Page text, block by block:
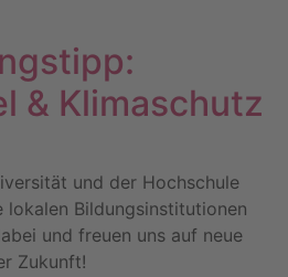
& Klimaschutz
und der Hochschule
lokalen Bildungsinstitutionen
und freuen uns auf neue
Zukunft!